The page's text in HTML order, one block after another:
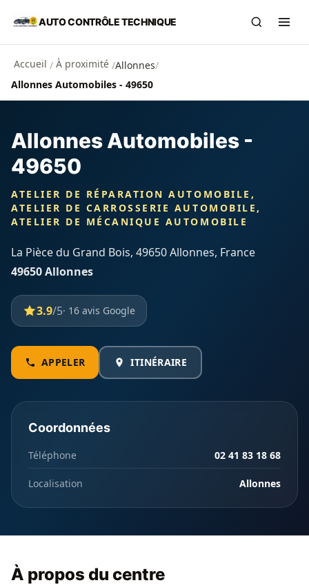
Aller au contenu principal
AUTO CONTRÔLE TECHNIQUE
Accueil / À proximité /Allonnes/
Allonnes Automobiles - 49650
Allonnes Automobiles -
49650
ATELIER DE RÉPARATION AUTOMOBILE,
ATELIER DE CARROSSERIE AUTOMOBILE,
ATELIER DE MÉCANIQUE AUTOMOBILE
La Pièce du Grand Bois, 49650 Allonnes, France
49650 Allonnes
3.9/5· 16 avis Google
APPELER ITINÉRAIRE
Coordonnées
Téléphone 02 41 83 18 68
Localisation Allonnes
À propos du centre